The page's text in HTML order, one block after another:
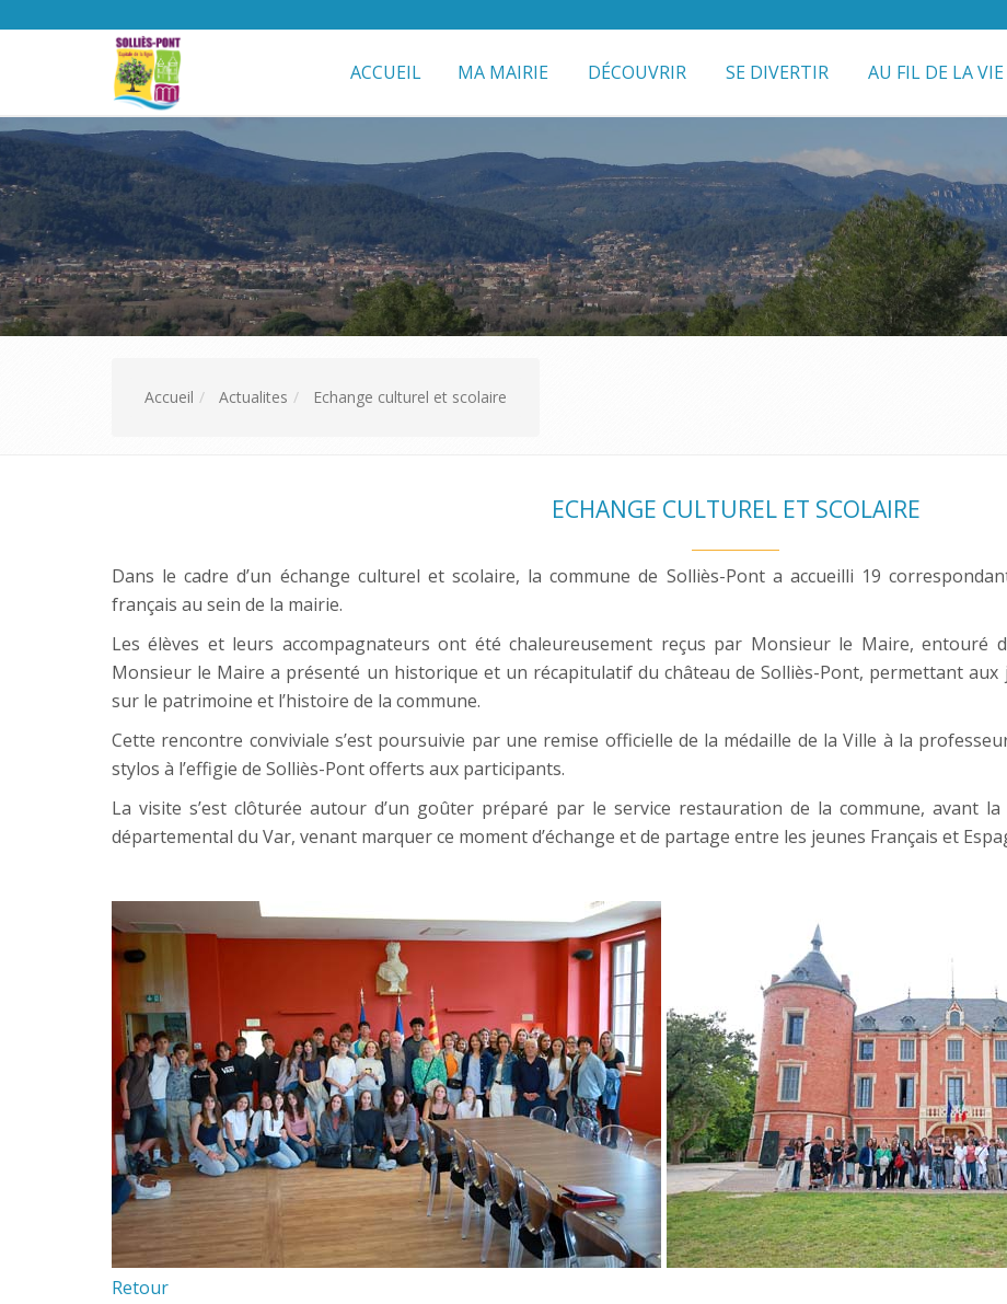
ACCUEIL MA MAIRIE DÉCOUVRIR SE DIVERTIR AU FIL DE LA VIE
Accueil Actualites Echange culturel et scolaire
ECHANGE CULTUREL ET SCOLAIRE
Dans le cadre d’un échange culturel et scolaire, la commune de Solliès-Ponta accueilli 19
français au sein de la mairie.
Les élèves et leurs accompagnateurs ont été chaleureusement reçus par Monsieur le Maire, entouré
Monsieur le Maire a présenté un historique et un récapitulatif du château de Solliès-Pont, permettant aux
sur le patrimoine et l’histoire de la commune.
Cette rencontre conviviale s’est poursuivie par une remise officielle de la médaille de la Ville à la
stylos à l’effigie de Solliès-Pont offerts aux participants.
La visite s’est clôturée autour d’un goûter préparé par le service restauration de la commune, avant
départemental du Var, venant marquer ce moment d’échange et de partage entre les jeunes Français et
Retour